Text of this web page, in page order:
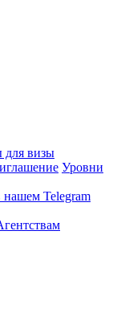
для визы
Уровни
нашем Telegram